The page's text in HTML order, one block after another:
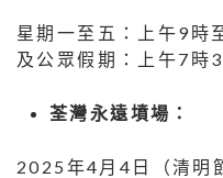
星期一至五：上午9時
及公眾假期：上午7時
荃灣永遠墳場：
2025年4月4日（清明